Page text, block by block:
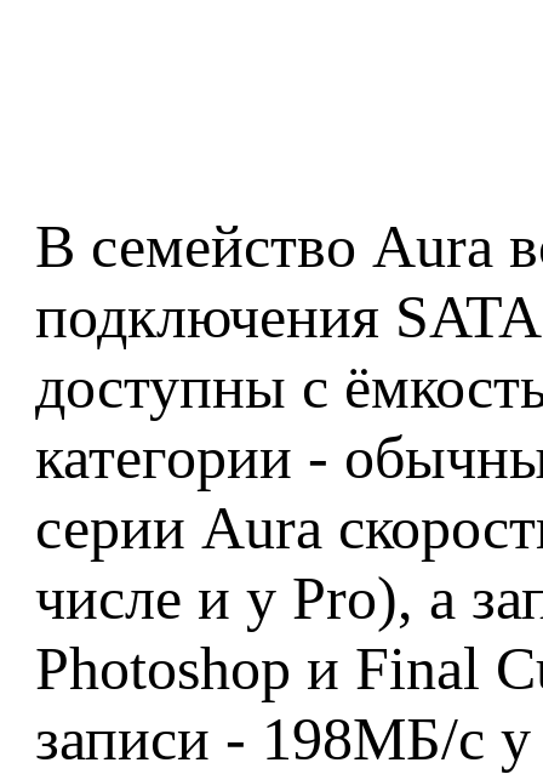
В семейство Aura
подключения
доступны с
категории -
серии Aura
числе и у Pro), а
Photoshop и Final
записи - 198МБ/с